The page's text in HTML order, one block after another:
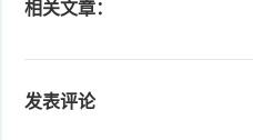
相关文章：
发表评论